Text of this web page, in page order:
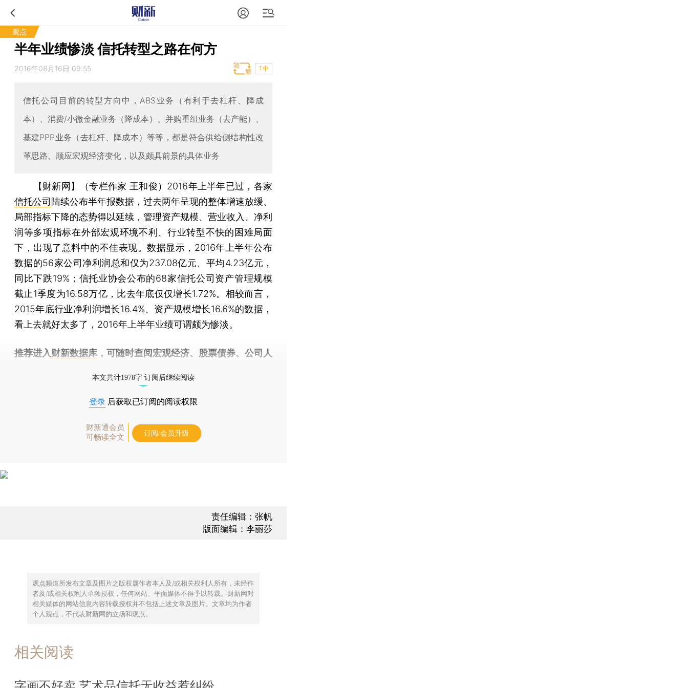
观点
半年业绩惨淡 信托转型之路在何方
2016年08月16日 09:55 T中
信托公司目前的转型方向中，ABS业务（有利于去杠杆、降成
本）、消费/小微金融业务（降成本）、并购重组业务（去产能）、
基建PPP业务（去杠杆、降成本）等等，都是符合供给侧结构性改
革思路、顺应宏观经济变化，以及颇具前景的具体业务
【财新网】（专栏作家 王和俊） 2016年上半年已过，各家
信托公司陆续公布半年报数据，过去两年呈现的整体增速放缓、
局部指标下降的态势得以延续，管理资产规模、营业收入、净利
润等多项指标在外部宏观环境不利、行业转型不快的困难局面
下，出现了意料中的不佳表现。数据显示，2016年上半年公布
数据的56家公司净利润总和仅为237.08亿元、平均4.23亿元，
同比下跌19%；信托业协会公布的68家信托公司资产管理规模
截止1季度为16.58万亿，比去年底仅仅增长1.72%。相较而言，
2015年底行业净利润增长16.4%、资产规模增长16.6%的数据，
看上去就好太多了，2016年上半年业绩可谓颇为惨淡。
推荐进入财新数据库 ，可随时查阅宏观经济、股票债券、公司人
本文共计1978字 订阅后继续阅读
登录 后获取已订阅的阅读权限
财新通会员
可畅读全文
订阅/会员升级
责任编辑：张帆
版面编辑：李丽莎
观点频道所发布文章及图片之版权属作者本人及/或相关权利人所有，未经作
者及/或相关权利人单独授权，任何网站、平面媒体不得予以转载。财新网对
相关媒体的网站信息内容转载授权并不包括上述文章及图片。文章均为作者
个人观点，不代表财新网的立场和观点。
相关阅读